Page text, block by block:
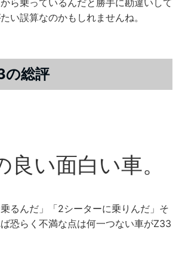
ら乗っているんだと勝手に勘違いして
い誤算なのかもしれませんね。
の総評
良い面白い車。
乗るんだ」「2シーターに乗りんだ」そ
恐らく不満な点は何一つない車がZ33